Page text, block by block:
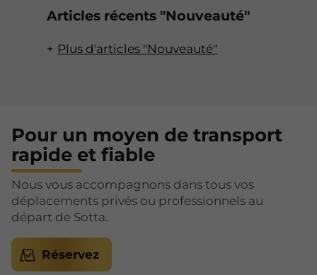
Articles récents "Nouveauté"
Plus d'articles "Nouveauté"
Pour un moyen de transport
rapide et fiable
Nous vous accompagnons dans tous vos
déplacements privés ou professionnels au
départ de Sotta.
Réservez